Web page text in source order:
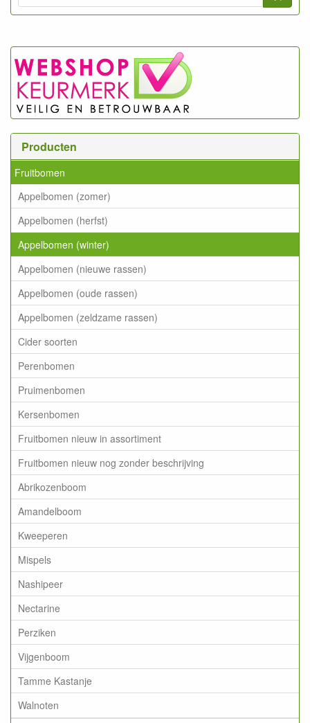
Producten
Fruitbomen
Appelbomen (zomer)
Appelbomen (herfst)
Appelbomen (winter)
Appelbomen (nieuwe rassen)
Appelbomen (oude rassen)
Appelbomen (zeldzame rassen)
Cider soorten
Perenbomen
Pruimenbomen
Kersenbomen
Fruitbomen nieuw in assortiment
Fruitbomen nieuw nog zonder beschrijving
Abrikozenboom
Amandelboom
Kweeperen
Mispels
Nashipeer
Nectarine
Perziken
Vijgenboom
Tamme Kastanje
Walnoten